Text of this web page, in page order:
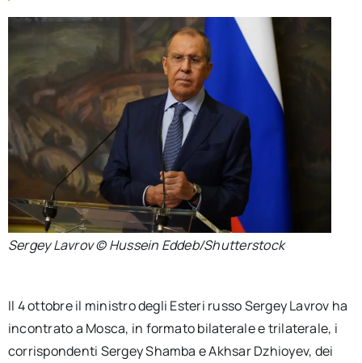
Sergey Lavrov © Hussein Eddeb/Shutterstock
Il 4 ottobre il ministro degli Esteri russo Sergey Lavrov ha
incontrato a Mosca, in formato bilaterale e trilaterale, i
corrispondenti Sergey Shamba e Akhsar Dzhioyev, dei